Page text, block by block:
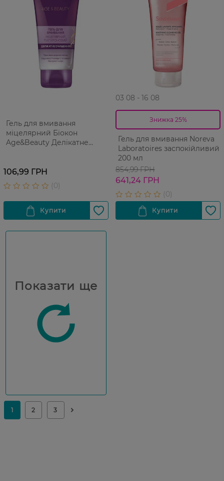
Гель для вмивання
міцелярний Біокон
Age&Beauty Делікатне
106,99 ГРН
03 08 - 16 08
Знижка 25%
Гель для вмивання Noreva
Laboratoires заспокійливий
200 мл
854,99 ГРН
641,24 ГРН
Показати ще